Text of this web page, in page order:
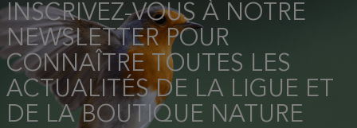
INSCRIVEZ-VOUS À NOTRE
NEWSLETTER POUR
CONNAÎTRE TOUTES LES
ACTUALITÉS DE LA LIGUE ET
DE LA BOUTIQUE NATURE